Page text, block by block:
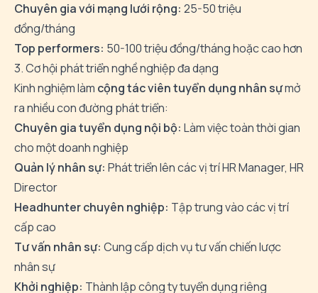
Chuyên gia với mạng lưới rộng: 25-50 triệu
đồng/tháng
Top performers: 50-100 triệu đồng/tháng hoặc cao hơn
3. Cơ hội phát triển nghề nghiệp đa dạng
Kinh nghiệm làm cộng tác viên tuyển dụng nhân sựmở
ra nhiều con đường phát triển:
Chuyên gia tuyển dụng nội bộ: Làm việc toàn thời gian
cho một doanh nghiệp
Quản lý nhân sự: Phát triển lên các vị trí HR Manager, HR
Director
Headhunter chuyên nghiệp: Tập trung vào các vị trí
cấp cao
Tư vấn nhân sự: Cung cấp dịch vụ tư vấn chiến lược
nhân sự
Khởi nghiệp: Thành lập công ty tuyển dụng riêng